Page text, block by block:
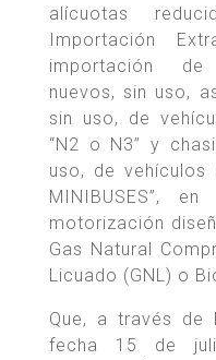
alícuotas
Importación
importación
nuevos, sin uso,
sin uso, de
“N2 o N3” y
uso, de vehículos
MINIBUSES”,
motorización
Gas Natural
Licuado (GNL) o
Que, a través de
fecha 15 de